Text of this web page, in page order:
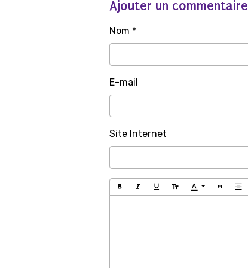
Ajouter un commentaire
Nom
E-mail
Site Internet